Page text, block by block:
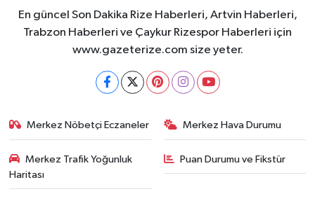
En güncel Son Dakika Rize Haberleri, Artvin Haberleri,
Trabzon Haberleri ve Çaykur Rizespor Haberleri için
www.gazeterize.com size yeter.
Merkez Nöbetçi Eczaneler Merkez Hava Durumu
Merkez Trafik Yoğunluk
Haritası
Puan Durumu ve Fikstür